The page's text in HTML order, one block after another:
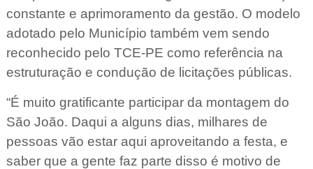
constante e aprimoramento da gestão. O modelo
adotado pelo Município também vem sendo
reconhecido pelo TCE-PE como referência na
estruturação e condução de licitações públicas.
“É muito gratificante participar da montagem do
São João. Daqui a alguns dias, milhares de
pessoas vão estar aqui aproveitando a festa, e
saber que a gente faz parte disso é motivo de